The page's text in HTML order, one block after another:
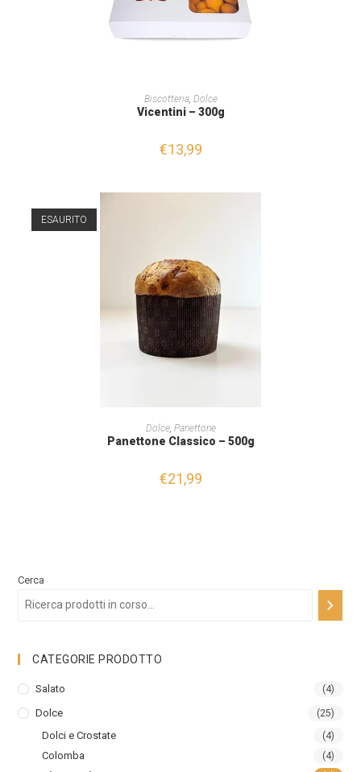
AGGIUNGI AL CARRELLO
Biscotteria, Dolce
Vicentini – 300g
€13,99
ESAURITO
LEGGI TUTTO
Dolce, Panettone
Panettone Classico – 500g
€21,99
Cerca
CATEGORIE PRODOTTO
Salato (4)
Dolce (25)
Dolci e Crostate (4)
Colomba (4)